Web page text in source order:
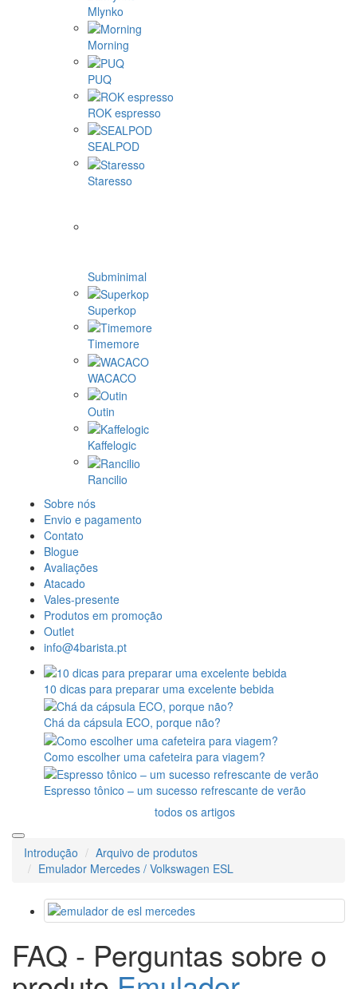
Mlynko
Morning
PUQ
ROK espresso
SEALPOD
Staresso
Subminimal
Superkop
Timemore
WACACO
Outin
Kaffelogic
Rancilio
Sobre nós
Envio e pagamento
Contato
Blogue
Avaliações
Atacado
Vales-presente
Produtos em promoção
Outlet
info@4barista.pt
10 dicas para preparar uma excelente bebida
Chá da cápsula ECO, porque não?
Como escolher uma cafeteira para viagem?
Espresso tônico – um sucesso refrescante de verão
todos os artigos
Introdução
Arquivo de produtos
Emulador Mercedes / Volkswagen ESL
FAQ - Perguntas sobre o